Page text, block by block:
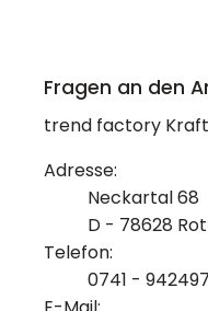
Fragen an den
trend factory
Adresse:
Neckartal 68
D - 78628
Telefon:
0741 -